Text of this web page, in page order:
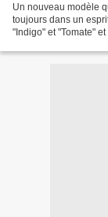
Un nouveau modèle
toujours dans un
"Indigo" et "Tomate"